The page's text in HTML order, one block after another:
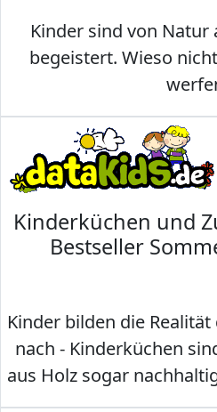
Kinder sind von Natur
begeistert. Wieso
Kinderküchen und
Bestseller
Kinder bilden die
nach - Kinderküchen
aus Holz sogar